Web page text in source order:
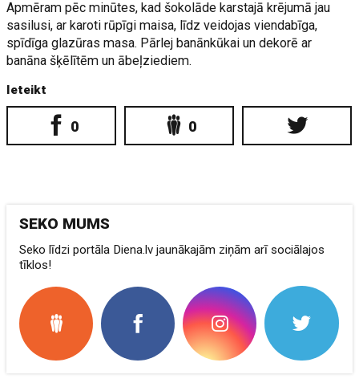
Apmēram pēc minūtes, kad šokolāde karstajā krējumā jau
sasilusi, ar karoti rūpīgi maisa, līdz veidojas viendabīga,
spīdīga glazūras masa. Pārlej banānkūkai un dekorē ar
banāna šķēlītēm un ābeļziediem.
Ieteikt
0 0
SEKO MUMS
Seko līdzi portāla Diena.lv jaunākajām ziņām arī sociālajos
tīklos!